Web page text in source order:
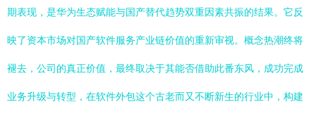
期表现，是华为生态赋能与国产替代趋势双重因素共振的结果。它反
映了资本市场对国产软件服务产业链价值的重新审视。概念热潮终将
褪去，公司的真正价值，最终取决于其能否借助此番东风，成功完成
业务升级与转型，在软件外包这个古老而又不断新生的行业中，构建